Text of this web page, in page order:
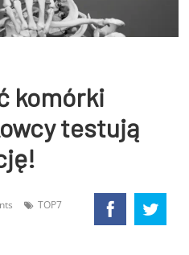
komórki
testują
TOP7